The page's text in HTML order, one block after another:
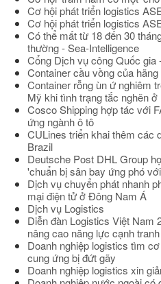
Cơ hội phát triển logistics
Cơ hội phát triển logistics
Có thể mất từ 18 đến 30
thường - Sea-Intelligence
Cổng Dịch vụ công Quốc
Container cầu vồng của
Container rỗng ùn ứ nghiêm
Mỹ khi tình trạng tắc nghẽn
Cosco Shipping hợp tác với
ứng ngành ô tô
CULines triển khai thêm các
Brazil
Deutsche Post DHL Group
'chuẩn bị sân bay ứng phó
Dịch vụ chuyển phát nhanh
mại điện tử ở Đông Nam Á
Dịch vụ Logistics
Diễn đàn Logistics Việt Nam
nâng cao năng lực cạnh tranh
Doanh nghiệp logistics tìm
cung ứng bị đứt gãy
Doanh nghiệp logistics xin